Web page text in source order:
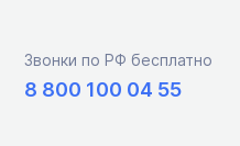
Звонки по РФ бесплатно
8 800 100 04 55